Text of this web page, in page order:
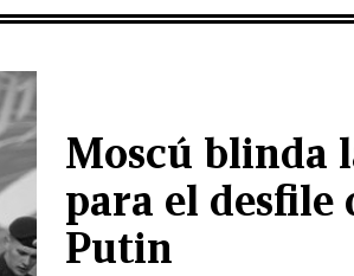
Moscú blinda
para el
Putin